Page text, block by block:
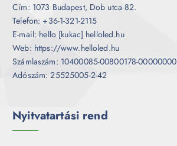
Cím: 1073 Budapest, Dob utca 82.
Telefon: +36-1-321-2115
E-mail: hello [kukac] helloled.hu
Web: https://www.helloled.hu
Számlaszám: 10400085-00800178-00000000
Adószám: 25525005-2-42
Nyitvatartási rend